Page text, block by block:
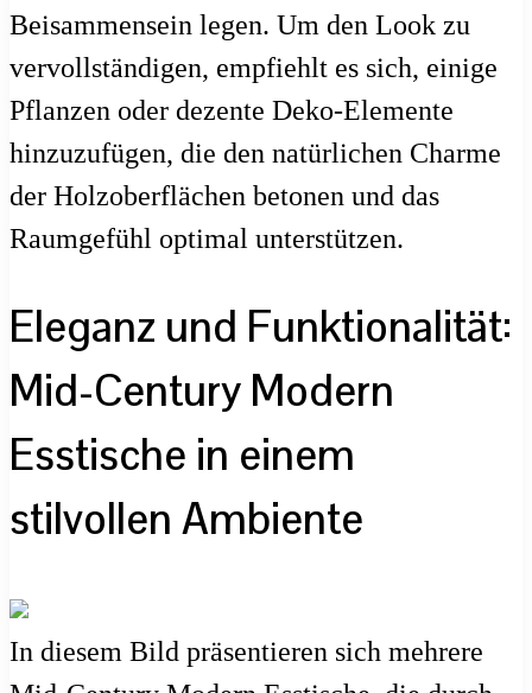
Beisammensein legen. Um den Look zu
vervollständigen, empfiehlt es sich, einige
Pflanzen oder dezente Deko-Elemente
hinzuzufügen, die den natürlichen Charme
der Holzoberflächen betonen und das
Raumgefühl optimal unterstützen.
Eleganz und Funktionalität:
Mid-Century Modern
Esstische in einem
stilvollen Ambiente
In diesem Bild präsentieren sich mehrere